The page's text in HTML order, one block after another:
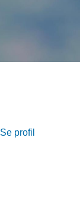
Se profil